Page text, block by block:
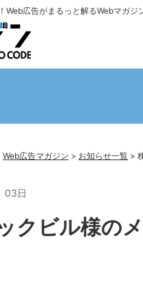
Web広告がまるっと解るWebマガジ
Web広告マガジン > お知らせ一覧 >
03日
クビル様の